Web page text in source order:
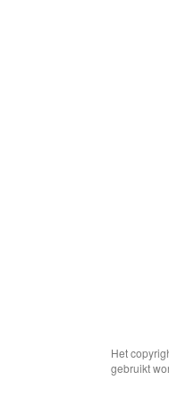
Het
gebruikt